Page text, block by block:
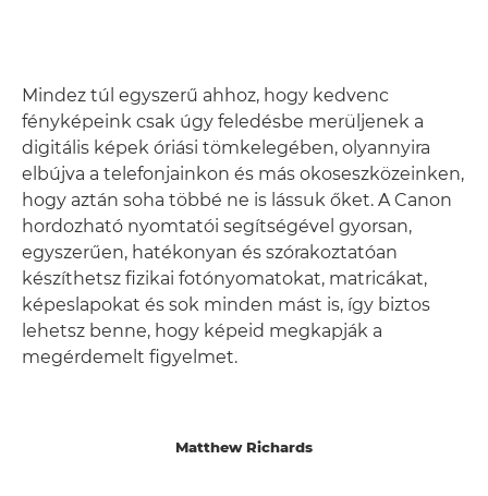
Mindez túl egyszerű ahhoz, hogy kedvenc
fényképeink csak úgy feledésbe merüljenek a
digitális képek óriási tömkelegében, olyannyira
elbújva a telefonjainkon és más okoseszközeinken,
hogy aztán soha többé ne is lássuk őket. A Canon
hordozható nyomtatói segítségével gyorsan,
egyszerűen, hatékonyan és szórakoztatóan
készíthetsz fizikai fotónyomatokat, matricákat,
képeslapokat és sok minden mást is, így biztos
lehetsz benne, hogy képeid megkapják a
megérdemelt figyelmet.
Matthew Richards